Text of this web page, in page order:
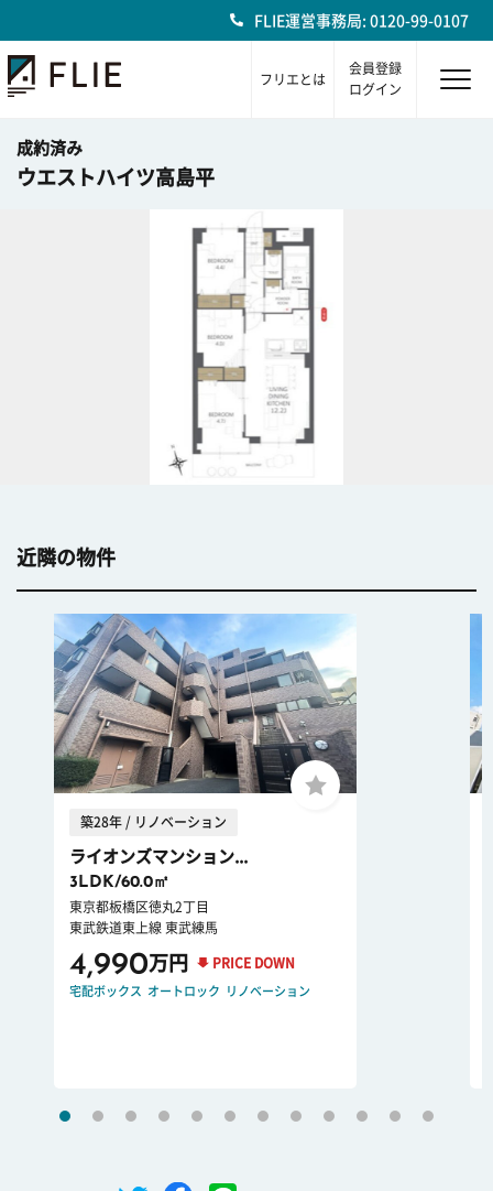
FLIE運営事務局: 0120-99-0107
フリエとは
会員登録
ログイン
成約済み
ウエストハイツ高島平
近隣の物件
築28年 / リノベーション
ライオンズマンション...
3LDK/60.0㎡
東京都板橋区徳丸2丁目
東武鉄道東上線 東武練馬
4,990万円 PRICE DOWN
宅配ボックス オートロック リノベーション